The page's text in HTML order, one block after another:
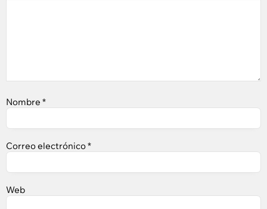
Nombre *
Correo electrónico*
Web